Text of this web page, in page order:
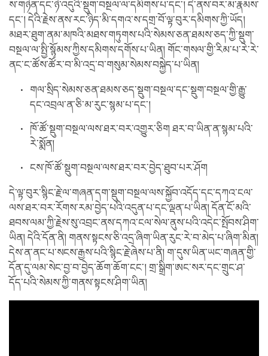
ས་གཉེན་དང་ཉེ་འདུའི་སྡུག་བསྔལ་ལ་དམིགས་པ་དང་། དེ་ནས་བར་མ་རྣམས་
དང་། དེའི་རྗེས་ནས་རང་ཉིད་མི་དགའ་ས་དགྲ་བོ་ལྟ་བུར་དམིགས་ཀྱི་ཡོད།
མཐར་ཐུག་ནམ་མཁའི་མཐས་གཏུགས་པའི་སེམས་ཅན་ཐམས་ཅད་ཀྱི་སྡུག་
བསྔལ་ལ་སྤྱི་སྙོམས་ཀྱིས་དམིགས་དགོས་པ་ཡིན། གོང་གསལ་གྱི་རིམ་པ་རེ་རེ་
ནང་ང་ཚོས་ཚོར་བ་མི་འདྲ་བ་གསུམ་སེམས་བསྐྱེད་པ་ཡིན།
གལ་སྲིད་སེམས་ཅན་ཐམས་ཅད་སྡུག་བསྔལ་དང་སྡུག་བསྔལ་གྱི་རྒྱུ་
དང་འབྲལ་ན་ཅི་མ་རུང་སྙམ་པ་དང་།
ཁོ་ཚོ་སྡུག་བསྔལ་ལས་ཐར་བར་འགྱུར་ཅིག ཐར་བ་ཡིན་ན་སྙམ་པའི་
རེ་སྨོན།
ངས་ཁོ་ཚོ་སྡུག་བསྔལ་ལས་ཐར་བར་བྱེད་ཐུབ་པར་ཤོག
དེ་ལྟ་བུར་སྙིང་རྗེ་ལ་གཞན་དག་སྡུག་བསྔལ་ལས་སྐྱོབ་འདོད་དང་དཀའ་ངལ་
ལས་ཐར་བར་རོགས་རམ་བྱེད་པའི་འདུན་པ་དང་ལྡན་པ་ཡིན། དོན་ངོ་མའི་
ཐབས་ལམ་ཀྱི་རྗེས་སུ་འབྲང་ནས་དཀའ་ངལ་སེལ་ནུས་པའི་འདེང་སྤོབས་ཤིག་
ཡིན། དེའི་དོན་ནི། གནས་སྟངས་ཅི་འདྲ་ཞིག་ཡིན་རུང་རེ་བ་མེད་པ་ཞིག་མིན།
དེས་ན་ནང་པ་སངས་རྒྱས་པའི་སྙིང་རྗེ་ཞེས་པ་ནི། ག་དུས་ཡིན་ཡང་གཞན་གྱི་
དོན་དུ་ལམ་སེང་བྱ་བ་བྱེད་ཆོག་ཆོག་ངང་། གྲ་སྒྲིག་ཨང་སར་དང་གྲུང་ཤ་
དོད་པའི་སེམས་ཀྱི་གནས་སྟངས་ཤིག་ཡིན།